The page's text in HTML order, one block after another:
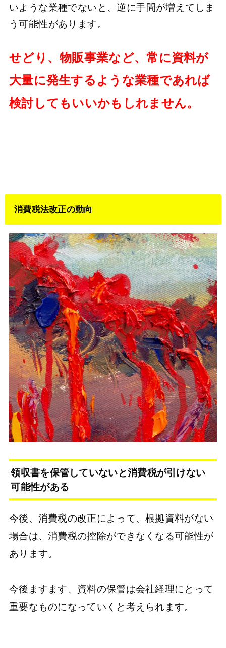
いような業種でないと、逆に手間が増えてしま
う可能性があります。
せどり、物販事業など、常に資料が
大量に発生するような業種であれば
検討してもいいかもしれません。
消費税法改正の動向
領収書を保管していないと消費税が引けない
可能性がある
今後、消費税の改正によって、根拠資料がない
場合は、消費税の控除ができなくなる可能性が
あります。
今後ますます、資料の保管は会社経理にとって
重要なものになっていくと考えられます。